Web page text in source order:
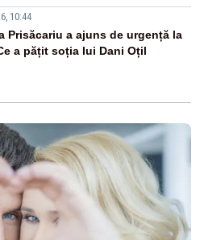
10:44
Prisăcariu a ajuns de urgență la
a pățit soția lui Dani Oțil